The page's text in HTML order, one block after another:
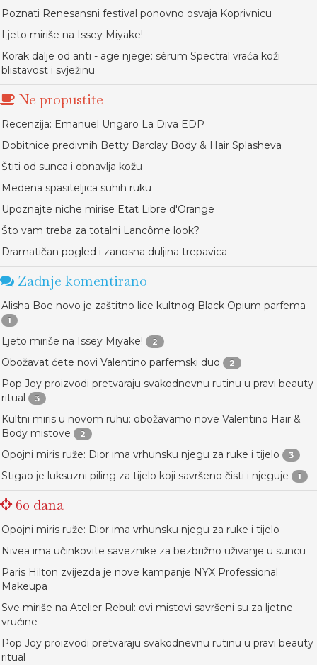
Poznati Renesansni festival ponovno osvaja Koprivnicu
Ljeto miriše na Issey Miyake!
Korak dalje od anti - age njege: sérum Spectral vraća koži
blistavost i svježinu
Ne propustite
Recenzija: Emanuel Ungaro La Diva EDP
Dobitnice predivnih Betty Barclay Body & Hair Splasheva
Štiti od sunca i obnavlja kožu
Medena spasiteljica suhih ruku
Upoznajte niche mirise Etat Libre d'Orange
Što vam treba za totalni Lancôme look?
Dramatičan pogled i zanosna duljina trepavica
Zadnje komentirano
Alisha Boe novo je zaštitno lice kultnog Black Opium parfema
1
Ljeto miriše na Issey Miyake! 2
Obožavat ćete novi Valentino parfemski duo 2
Pop Joy proizvodi pretvaraju svakodnevnu rutinu u pravi beauty
ritual
3
Kultni miris u novom ruhu: obožavamo nove Valentino Hair &
Body mistove
2
Opojni miris ruže: Dior ima vrhunsku njegu za ruke i tijelo 3
Stigao je luksuzni piling za tijelo koji savršeno čisti i njeguje 1
60 dana
Opojni miris ruže: Dior ima vrhunsku njegu za ruke i tijelo
Nivea ima učinkovite saveznike za bezbrižno uživanje u suncu
Paris Hilton zvijezda je nove kampanje NYX Professional
Makeupa
Sve miriše na Atelier Rebul: ovi mistovi savršeni su za ljetne
vrućine
Pop Joy proizvodi pretvaraju svakodnevnu rutinu u pravi beauty
ritual